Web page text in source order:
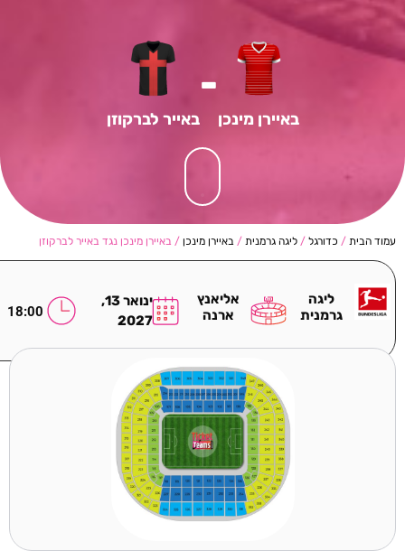
באיירן מינכן
-
באייר לברקוזן
עמוד הבית / כדורגל / ליגה גרמנית / באיירן מינכן / באיירן מינכן נגד באייר לברקוזן
ליגה
גרמנית
אליאנץ
ארנה
ינואר 13,
2027
18:00